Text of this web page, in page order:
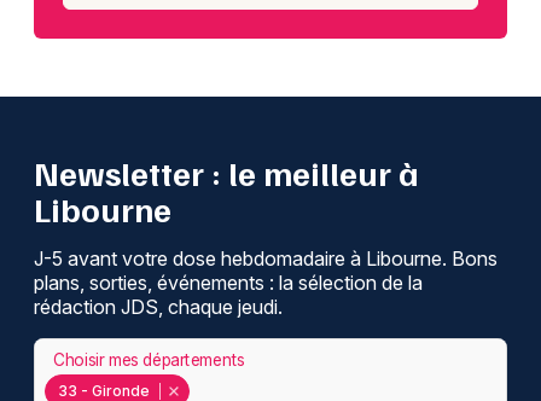
Newsletter : le meilleur à
Libourne
J-5 avant votre dose hebdomadaire à Libourne. Bons
plans, sorties, événements : la sélection de la
rédaction JDS, chaque jeudi.
33 - Gironde
Choisir mes départements